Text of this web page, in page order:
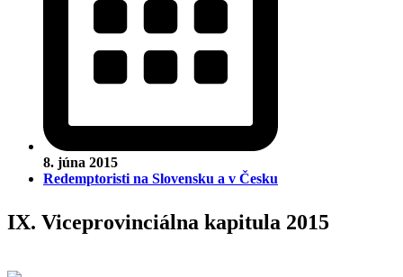
8. júna 2015
Redemptoristi na Slovensku a v Česku
IX. Viceprovinciálna kapitula 2015